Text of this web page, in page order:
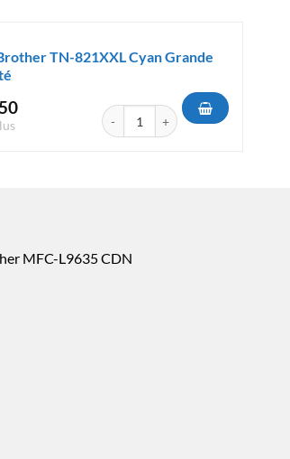
TN-821XXL Cyan Grande
quantité de Toner Brother TN-
MFC-L9635 CDN